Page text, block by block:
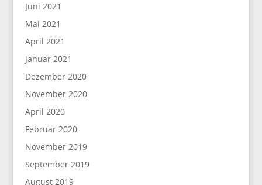
Juni 2021
Mai 2021
April 2021
Januar 2021
Dezember 2020
November 2020
April 2020
Februar 2020
November 2019
September 2019
August 2019